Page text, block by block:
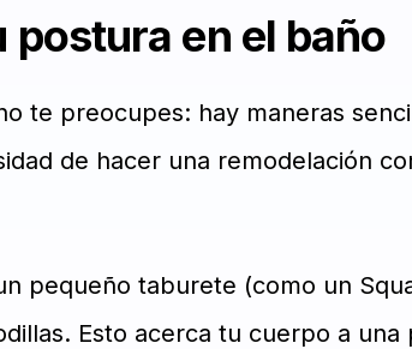
en el baño
te preocupes: hay maneras
de hacer una remodelación
pequeño taburete (como un
Esto acerca tu cuerpo a una